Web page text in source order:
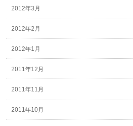
2012年3月
2012年2月
2012年1月
2011年12月
2011年11月
2011年10月